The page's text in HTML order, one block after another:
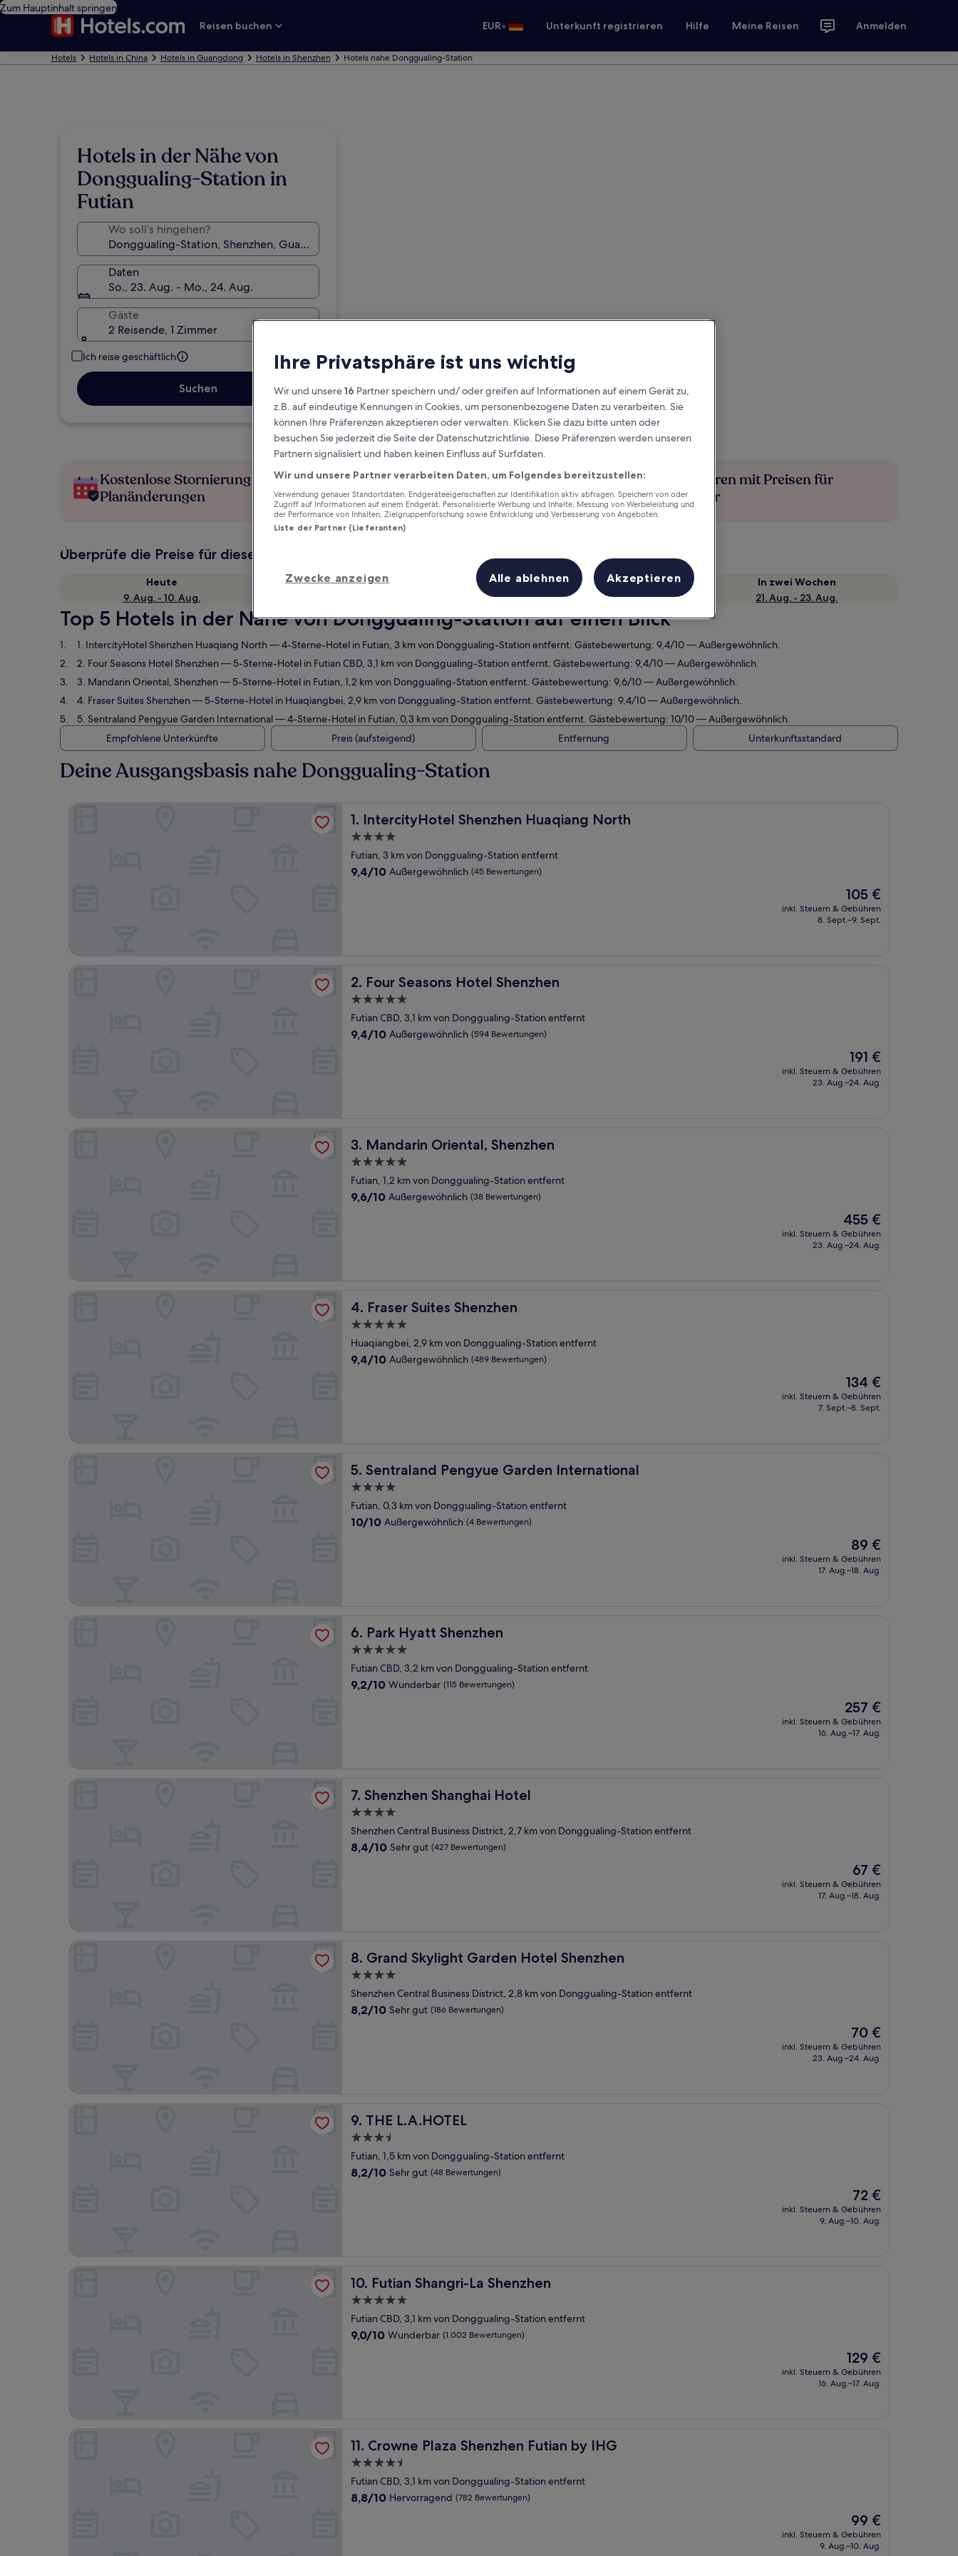
Zum Hauptinhalt springen
Reisen buchen
EUR• Unterkunft registrieren Hilfe Meine Reisen Anmelden
Hotels Hotels in China Hotels in Guangdong Hotels in Shenzhen Hotels nahe Donggualing-Station
Hotels in der Nähe von
Donggualing-Station in
Futian
Wo soll’s hingehen?
Daten
So., 23. Aug. - Mo., 24. Aug.
Gäste
2 Reisende, 1 Zimmer
Ich reise geschäftlich
Suchen
Kostenlose Stornierung bei
Planänderungen
Verdiene Prämien für jede
wahrgenommene Übernachtung
Mehr sparen mit Preisen für
Mitglieder
Überprüfe die Preise für diese Daten
Heute
9. Aug. - 10. Aug.
Morgen
Nächstes Wochenende
14. Aug. - 16. Aug.
In zwei Wochen
21. Aug. - 23. Aug.
Top 5 Hotels in der Nähe von Donggualing-Station auf einen Blick
1. IntercityHotel Shenzhen Huaqiang North— 4-Sterne-Hotel in Futian, 3 km von Donggualing-Station entfernt. Gästebewertung: 9,4/10 — Außergewöhnlich.
2. Four Seasons Hotel Shenzhen— 5-Sterne-Hotel in Futian CBD, 3,1 km von Donggualing-Station entfernt. Gästebewertung: 9,4/10 — Außergewöhnlich.
3. Mandarin Oriental, Shenzhen— 5-Sterne-Hotel in Futian, 1,2 km von Donggualing-Station entfernt. Gästebewertung: 9,6/10 — Außergewöhnlich.
4. Fraser Suites Shenzhen— 5-Sterne-Hotel in Huaqiangbei, 2,9 km von Donggualing-Station entfernt. Gästebewertung: 9,4/10 — Außergewöhnlich.
5. Sentraland Pengyue Garden International— 4-Sterne-Hotel in Futian, 0,3 km von Donggualing-Station entfernt. Gästebewertung: 10/10 — Außergewöhnlich.
Empfohlene Unterkünfte
Preis (aufsteigend) Entfernung Unterkunftsstandard
Deine Ausgangsbasis nahe Donggualing-Station
1. IntercityHotel Shenzhen Huaqiang North
IntercityHotel Shenzhen Huaqiang North
4.0-
Sterne-
Unterkunft
Futian, 3 km von Donggualing-Station entfernt
9.4
9,4/10 Außergewöhnlich (45 Bewertungen)
Der
Preis
beträgt
105 €
inkl. Steuern & Gebühren
8. Sept.–9. Sept.
2. Four Seasons Hotel Shenzhen
Four Seasons Hotel Shenzhen
5.0-
Sterne-
Unterkunft
Futian CBD, 3,1 km von Donggualing-Station entfernt
9.4
9,4/10 Außergewöhnlich (594 Bewertungen)
Der
Preis
beträgt
191 €
inkl. Steuern & Gebühren
23. Aug.–24. Aug.
3. Mandarin Oriental, Shenzhen
Mandarin Oriental, Shenzhen
5.0-
Sterne-
Unterkunft
Futian, 1,2 km von Donggualing-Station entfernt
9.6
9,6/10 Außergewöhnlich (38 Bewertungen)
Der
Preis
beträgt
455 €
inkl. Steuern & Gebühren
23. Aug.–24. Aug.
4. Fraser Suites Shenzhen
Fraser Suites Shenzhen
5.0-
Sterne-
Unterkunft
Huaqiangbei, 2,9 km von Donggualing-Station entfernt
9.4
9,4/10 Außergewöhnlich (489 Bewertungen)
Der
Preis
beträgt
134 €
inkl. Steuern & Gebühren
7. Sept.–8. Sept.
5. Sentraland Pengyue Garden International
Sentraland Pengyue Garden International
4.0-
Sterne-
Unterkunft
Futian, 0,3 km von Donggualing-Station entfernt
10.0
10/10 Außergewöhnlich (4 Bewertungen)
Der
Preis
beträgt
89 €
inkl. Steuern & Gebühren
17. Aug.–18. Aug.
6. Park Hyatt Shenzhen
Park Hyatt Shenzhen
5.0-
Sterne-
Unterkunft
Futian CBD, 3,2 km von Donggualing-Station entfernt
9.2
9,2/10 Wunderbar (115 Bewertungen)
Der
Preis
beträgt
257 €
inkl. Steuern & Gebühren
16. Aug.–17. Aug.
7. Shenzhen Shanghai Hotel
Shenzhen Shanghai Hotel
4.0-
Sterne-
Unterkunft
Shenzhen Central Business District, 2,7 km von Donggualing-Station entfernt
8.4
8,4/10 Sehr gut (427 Bewertungen)
Der
Preis
beträgt
67 €
inkl. Steuern & Gebühren
17. Aug.–18. Aug.
8. Grand Skylight Garden Hotel Shenzhen
Grand Skylight Garden Hotel Shenzhen
4.0-
Sterne-
Unterkunft
Shenzhen Central Business District, 2,8 km von Donggualing-Station entfernt
8.2
8,2/10 Sehr gut (186 Bewertungen)
Der
Preis
beträgt
70 €
inkl. Steuern & Gebühren
23. Aug.–24. Aug.
9. THE L.A.HOTEL
THE L.A.HOTEL
3.5-
Sterne-
Unterkunft
Futian, 1,5 km von Donggualing-Station entfernt
8.2
8,2/10 Sehr gut (48 Bewertungen)
Der
Preis
beträgt
72 €
inkl. Steuern & Gebühren
9. Aug.–10. Aug.
10. Futian Shangri-La Shenzhen
Futian Shangri-La Shenzhen
5.0-
Sterne-
Unterkunft
Futian CBD, 3,1 km von Donggualing-Station entfernt
9.0
9,0/10 Wunderbar (1.002 Bewertungen)
Der
Preis
beträgt
129 €
inkl. Steuern & Gebühren
16. Aug.–17. Aug.
11. Crowne Plaza Shenzhen Futian by IHG
Crowne Plaza Shenzhen Futian by IHG
4.5-
Sterne-
Unterkunft
Futian CBD, 3,1 km von Donggualing-Station entfernt
8.8
8,8/10 Hervorragend (782 Bewertungen)
Der
Preis
beträgt
99 €
inkl. Steuern & Gebühren
9. Aug.–10. Aug.
Ihre Privatsphäre ist uns wichtig
Wir und unsere16 Partner speichern und/ oder greifen auf Informationen auf einem Gerät zu,
z.B. auf eindeutige Kennungen in Cookies, um personenbezogene Daten zu verarbeiten. Sie
können Ihre Präferenzen akzeptieren oder verwalten. Klicken Sie dazu bitte unten oder
besuchen Sie jederzeit die Seite der Datenschutzrichtlinie. Diese Präferenzen werden unseren
Partnern signalisiert und haben keinen Einfluss auf Surfdaten.
Wir und unsere Partner verarbeiten Daten, um Folgendes bereitzustellen:
Verwendung genauer Standortdaten. Endgeräteeigenschaften zur Identifikation aktiv abfragen. Speichern von oder
Zugriff auf Informationen auf einem Endgerät. Personalisierte Werbung und Inhalte, Messung von Werbeleistung und
der Performance von Inhalten, Zielgruppenforschung sowie Entwicklung und Verbesserung von Angeboten.
Liste der Partner (Lieferanten)
Zwecke anzeigen Alle ablehnen Akzeptieren